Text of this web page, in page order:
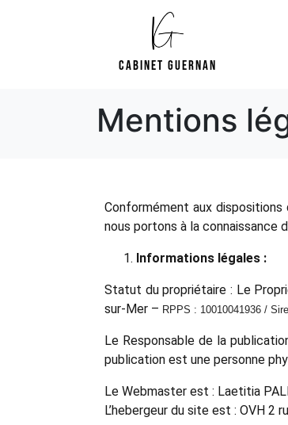
Cabinet Guernan
Mentions
Conformément aux dispositions
nous portons à la connaissance
Informations légales :
Statut du propriétaire : Le
sur-Mer – RPPS : 10010041936 /
Le Responsable de la
publication est une personne
Le Webmaster est : Laetitia
L’hebergeur du site est : OVH